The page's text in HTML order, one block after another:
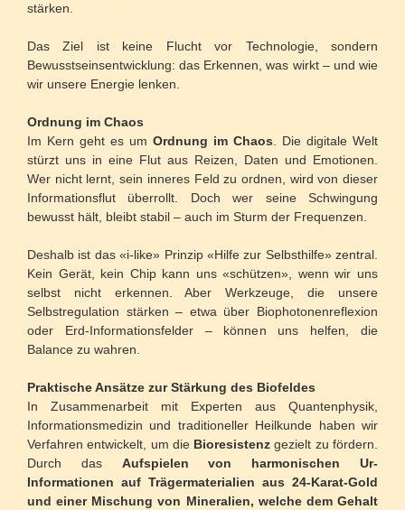
stärken.
Das Ziel ist keine Flucht vor Technologie, sondern
Bewusstseinsentwicklung: das Erkennen, was wirkt – und wie
wir unsere Energie lenken.
Ordnung im Chaos
Im Kern geht es um Ordnung im Chaos . Die digitale Welt
stürzt uns in eine Flut aus Reizen, Daten und Emotionen.
Wer nicht lernt, sein inneres Feld zu ordnen, wird von dieser
Informationsflut überrollt. Doch wer seine Schwingung
bewusst hält, bleibt stabil – auch im Sturm der Frequenzen.
Deshalb ist das «i-like» Prinzip «Hilfe zur Selbsthilfe» zentral.
Kein Gerät, kein Chip kann uns «schützen», wenn wir uns
selbst nicht erkennen. Aber Werkzeuge, die unsere
Selbstregulation stärken – etwa über Biophotonenreflexion
oder Erd-Informationsfelder – können uns helfen, die
Balance zu wahren.
Praktische Ansätze zur Stärkung des Biofeldes
In Zusammenarbeit mit Experten aus Quantenphysik,
Informationsmedizin und traditioneller Heilkunde haben wir
Verfahren entwickelt, um die Bioresistenz gezielt zu fördern.
Durch das Aufspielen von harmonischen Ur-
Informationen auf Trägermaterialien aus 24-Karat-Gold
und einer Mischung von Mineralien, welche dem Gehalt